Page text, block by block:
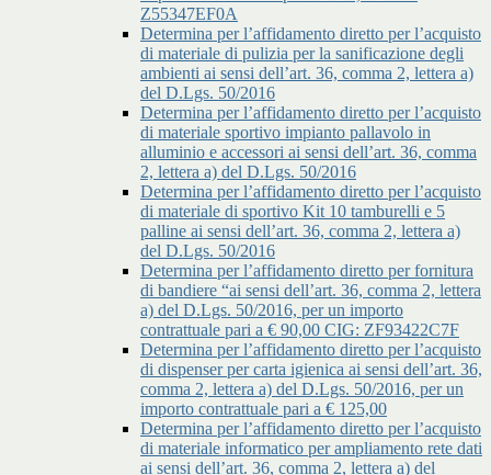
Z55347EF0A
Determina per l’affidamento diretto per l’acquisto
di materiale di pulizia per la sanificazione degli
ambienti ai sensi dell’art. 36, comma 2, lettera a)
del D.Lgs. 50/2016
Determina per l’affidamento diretto per l’acquisto
di materiale sportivo impianto pallavolo in
alluminio e accessori ai sensi dell’art. 36, comma
2, lettera a) del D.Lgs. 50/2016
Determina per l’affidamento diretto per l’acquisto
di materiale di sportivo Kit 10 tamburelli e 5
palline ai sensi dell’art. 36, comma 2, lettera a)
del D.Lgs. 50/2016
Determina per l’affidamento diretto per fornitura
di bandiere “ai sensi dell’art. 36, comma 2, lettera
a) del D.Lgs. 50/2016, per un importo
contrattuale pari a € 90,00 CIG: ZF93422C7F
Determina per l’affidamento diretto per l’acquisto
di dispenser per carta igienica ai sensi dell’art. 36,
comma 2, lettera a) del D.Lgs. 50/2016, per un
importo contrattuale pari a € 125,00
Determina per l’affidamento diretto per l’acquisto
di materiale informatico per ampliamento rete dati
ai sensi dell’art. 36, comma 2, lettera a) del